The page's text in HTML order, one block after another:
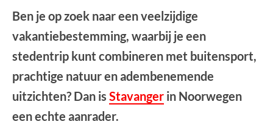
Ben je op zoek naar een veelzijdige
vakantiebestemming, waarbij je een
stedentrip kunt combineren met buitensport,
prachtige natuur en adembenemende
uitzichten? Dan is Stavanger in Noorwegen
een echte aanrader.